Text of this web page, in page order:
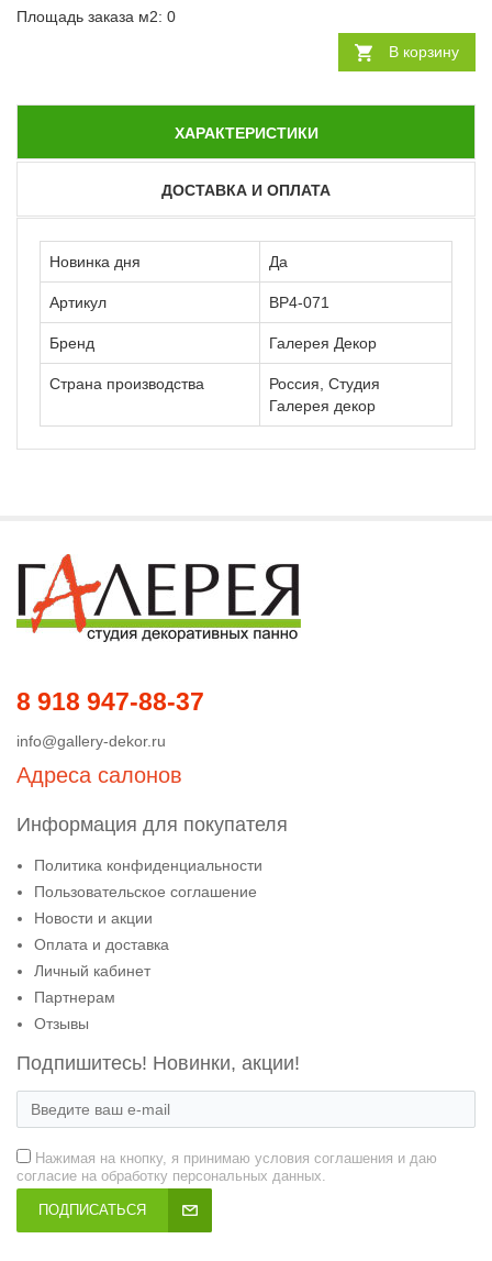
Площадь заказа м2: 0
В корзину
ХАРАКТЕРИСТИКИ
ДОСТАВКА И ОПЛАТА
Новинка дня Да
Артикул ВР4-071
Бренд Галерея Декор
Страна производства
Россия, Студия
Галерея декор
8 918 947-88-37
info@gallery-dekor.ru
Адреса салонов
Информация для покупателя
Политика конфиденциальности
Пользовательское соглашение
Новости и акции
Оплата и доставка
Личный кабинет
Партнерам
Отзывы
Подпишитесь! Новинки, акции!
Нажимая на кнопку, я принимаю условия соглашения и даю
согласие на обработку персональных данных.
ПОДПИСАТЬСЯ